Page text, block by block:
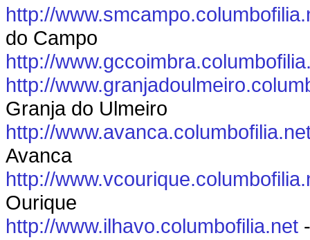
http://
do Campo
http://
http://
Granja do Ulmeiro
http://
Avanca
http://
Ourique
http://www.ilhavo.columbofilia.net